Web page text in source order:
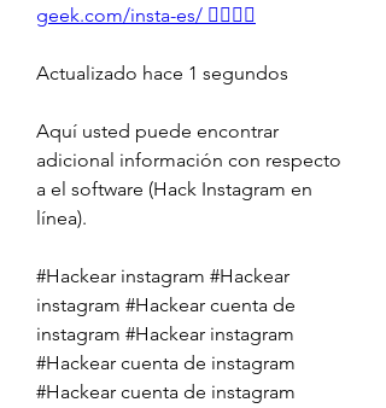
geek.com/insta-es/ 👈🏻👈🏻
Actualizado hace 1 segundos
Aquí usted puede encontrar
adicional información con respecto
a el software (Hack Instagram en
línea).
#Hackear instagram #Hackear
instagram #Hackear cuenta de
instagram #Hackear instagram
#Hackear cuenta de instagram
#Hackear cuenta de instagram